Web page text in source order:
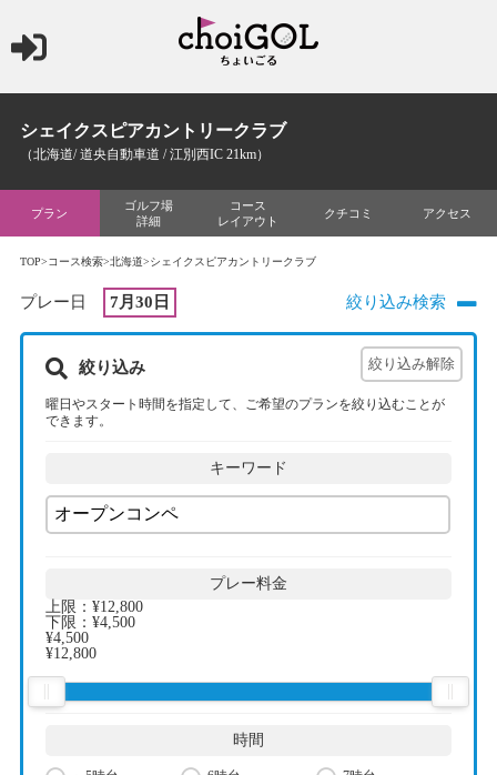
シェイクスピアカントリークラブ
（北海道/ 道央自動車道 / 江別西IC 21km）
プラン
ゴルフ場
詳細
コース
レイアウト
クチコミ アクセス
TOP>コース検索>北海道>シェイクスピアカントリークラブ
プレー日 7月30日 絞り込み検索
絞り込み
曜日やスタート時間を指定して、ご希望のプランを絞り込むことが
できます。
キーワード
プレー料金
上限： ¥12,800
下限： ¥4,500
¥4,500
¥12,800
時間